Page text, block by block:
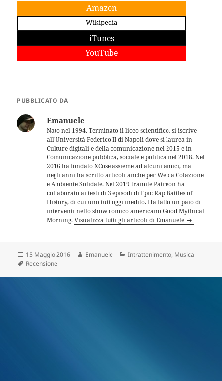
Amazon
Wikipedia
iTunes
YouTube
PUBBLICATO DA
Emanuele
Nato nel 1994. Terminato il liceo scientifico, si iscrive
all'Università Federico II di Napoli dove si laurea in
Culture digitali e della comunicazione nel 2015 e in
Comunicazione pubblica, sociale e politica nel 2018. Nel
2016 ha fondato XCose assieme ad alcuni amici, ma
negli anni ha scritto articoli anche per Web a Colazione
e Ambiente Solidale. Nel 2019 tramite Patreon ha
collaborato ai testi di 3 episodi di Epic Rap Battles of
History, di cui uno tutt'oggi inedito. Ha fatto un paio di
interventi nello show comico americano Good Mythical
Morning.Visualizza tutti gli articoli di Emanuele
Scritto
il
15 Maggio 2016 Autore
Emanuele Categorie
Intrattenimento, Musica
Tag
Recensione